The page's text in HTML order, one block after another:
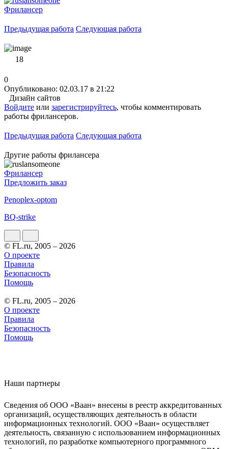
Фрилансер
Предыдущая работа Следующая работа
18
0
Опубликовано: 02.03.17 в 21:22
Дизайн сайтов
Войдите или зарегистрируйтесь, чтобы комментировать
работы фрилансеров.
Предыдущая работа Следующая работа
Другие работы фрилансера
Фрилансер
Предложить заказ
Penoplex-optom
BQ-strike
© FL.ru, 2005 – 2026
О проекте
Правила
Безопасность
Помощь
© FL.ru, 2005 – 2026
О проекте
Правила
Безопасность
Помощь
Наши партнеры
Сведения об ООО «Ваан» внесены в реестр аккредитованных
организаций, осуществляющих деятельность в области
информационных технологий. ООО «Ваан» осуществляет
деятельность, связанную с использованием информационных
технологий, по разработке компьютерного программного